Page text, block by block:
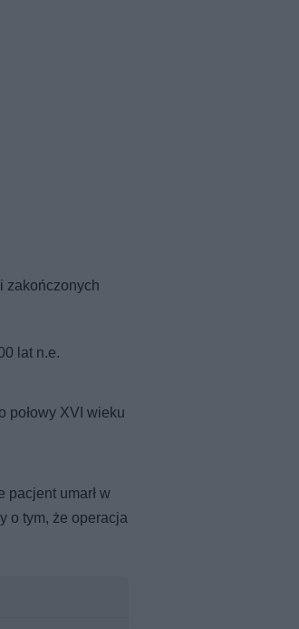
zakończonych
lat n.e.
połowy XVI wieku
pacjent umarł w
o tym, że operacja